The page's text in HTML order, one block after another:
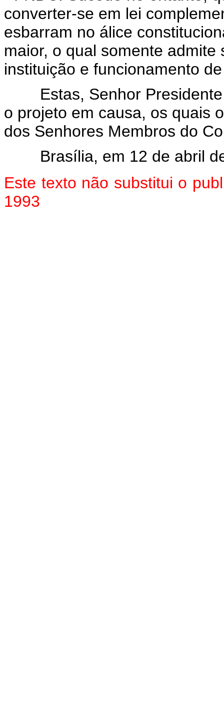
converter-se em lei
esbarram no álice
maior, o qual somente
instituição e funcionamento
Estas, Senhor Presidente,
o projeto em causa, os quais
dos Senhores Membros do
Brasília, em 12 de abril
Este texto não substitui o
1993